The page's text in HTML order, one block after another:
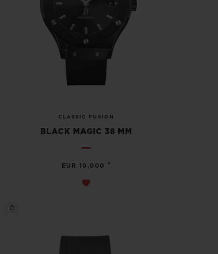
CLASSIC FUSION
BLACK MAGIC 38 MM
EUR 10,000 •